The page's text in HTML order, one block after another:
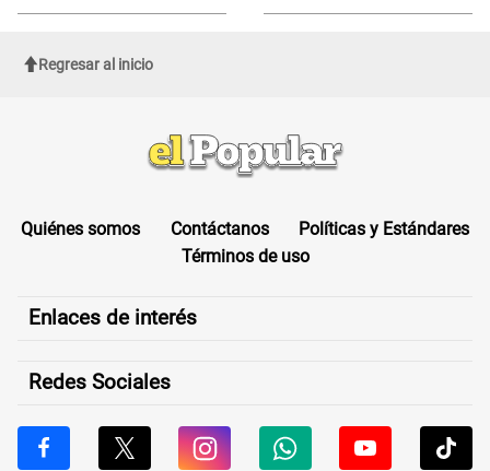
del Ministerio de Economía
declaración: "Ahora vamos por
Regresar al inicio
Quiénes somos Contáctanos
Políticas y Estándares
Términos de uso
Enlaces de interés
Redes Sociales